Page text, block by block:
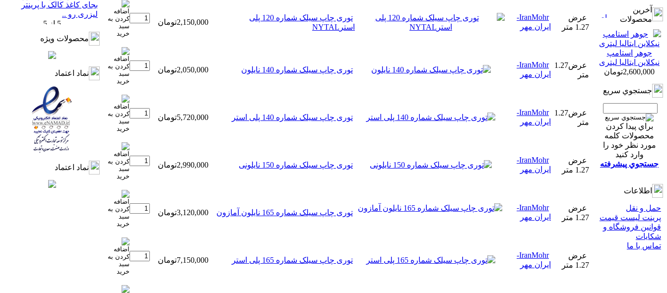
آخرين
محصولات
جوهر استامپ
نیکلاین ایتالیا لیتری
2,600,000تومان
جستجوي سريع
براي پيدا كردن
محصولات كلمه
مورد نظر خود را
وارد كنيد
جستجوي پيشرفته
اطلاعات
حمل و نقل
پرینت لیست قیمت
قوانين فروشگاه و
شکایات
تماس با ما
عرض
1.27 متر
IranMohr-
ایران مهر
توری چاپ سیلک شماره 120 پلی
استرNYTAL
عرض1.27
متر
IranMohr-
ایران مهر
توری چاپ سیلک شماره 140 نایلون
عرض1.27
متر
IranMohr-
ایران مهر
توری چاپ سیلک شماره 140 پلی استر
عرض
1.27 متر
IranMohr-
ایران مهر
توری چاپ سیلک شماره 150 نایلونی
عرض
1.27 متر
IranMohr-
ایران مهر
توری چاپ سیلک شماره 165 نایلون آمازون
عرض
1.27 متر
IranMohr-
ایران مهر
توری چاپ سیلک شماره 165 پلی استر
بجای کاغذ کالک با پرینتر
لیزری رو ..
محصولات ویژه
نماد اعتماد
نماد اعتماد